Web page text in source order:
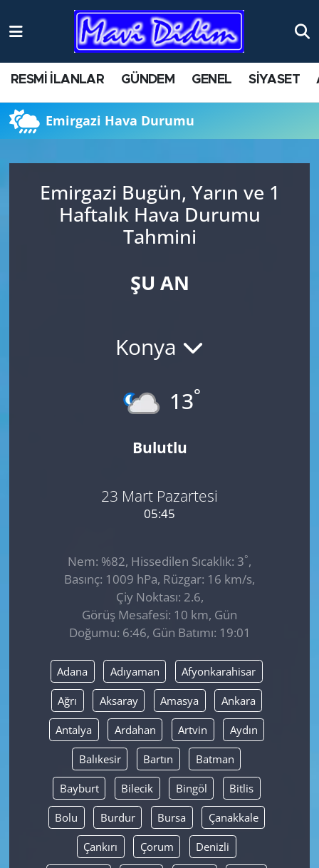
RESMİ İLANLAR GÜNDEM GENEL SİYASET
Emirgazi Hava Durumu
Emirgazi Bugün, Yarın ve 1
Haftalık Hava Durumu
Tahmini
ŞU AN
Konya
13°
Bulutlu
23 Mart Pazartesi
05:45
Nem: %82, Hissedilen Sıcaklık: 3°,
Basınç: 1009 hPa, Rüzgar: 16 km/s,
Çiy Noktası: 2.6,
Görüş Mesafesi: 10 km, Gün
Doğumu: 6:46, Gün Batımı: 19:01
Adana Adıyaman Afyonkarahisar
Ağrı Aksaray Amasya Ankara
Antalya Ardahan Artvin Aydın
Balıkesir Bartın Batman
Bayburt Bilecik Bingöl Bitlis
Bolu Burdur Bursa Çanakkale
Çankırı Çorum Denizli
ANTİK YERLER
AYDIN
BİLİM VE TEKNOLOJİ
ÇEVRE
KÜLTÜR SANAT
SAĞLIK
SPOR
Yerel
Nöbetçi Eczaneler
Namaz Vakitleri
Trafik Durumu
Süper Lig Puan Durumu ve Fikstür
Tüm Manşetler